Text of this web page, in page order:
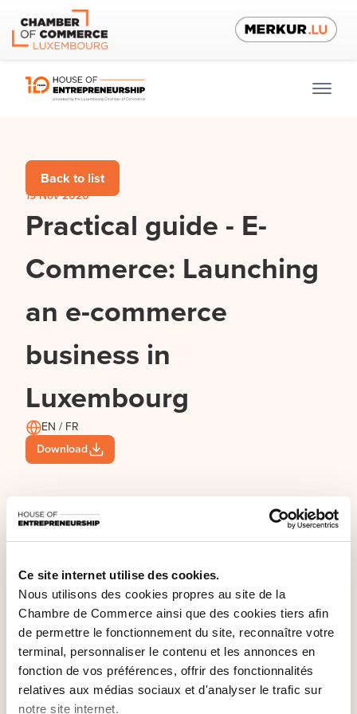
Ce site internet utilise des cookies.
Nous utilisons des cookies propres au site de la
Chambre de Commerce ainsi que des cookies tiers afin
de permettre le fonctionnement du site, reconnaître votre
terminal, personnaliser le contenu et les annonces en
fonction de vos préférences, offrir des fonctionnalités
relatives aux médias sociaux et d'analyser le trafic sur
notre site internet.
Back to list
19 Nov 2020
Practical guide - E-
Commerce: Launching
an e-commerce
business in
Luxembourg
EN / FR
Download